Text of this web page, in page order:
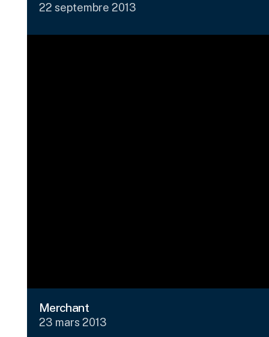
22 septembre 2013
Merchant
23 mars 2013